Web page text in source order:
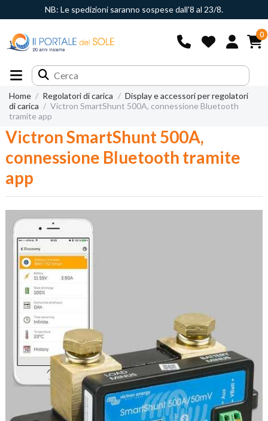
NB: Le spedizioni saranno sospese dall'8 al 23/8.
0
Home Regolatori di carica
Display e accessori per regolatori
di carica
Victron SmartShunt 500A, connessione Bluetooth
tramite app
Victron SmartShunt 500A,
connessione Bluetooth tramite
app